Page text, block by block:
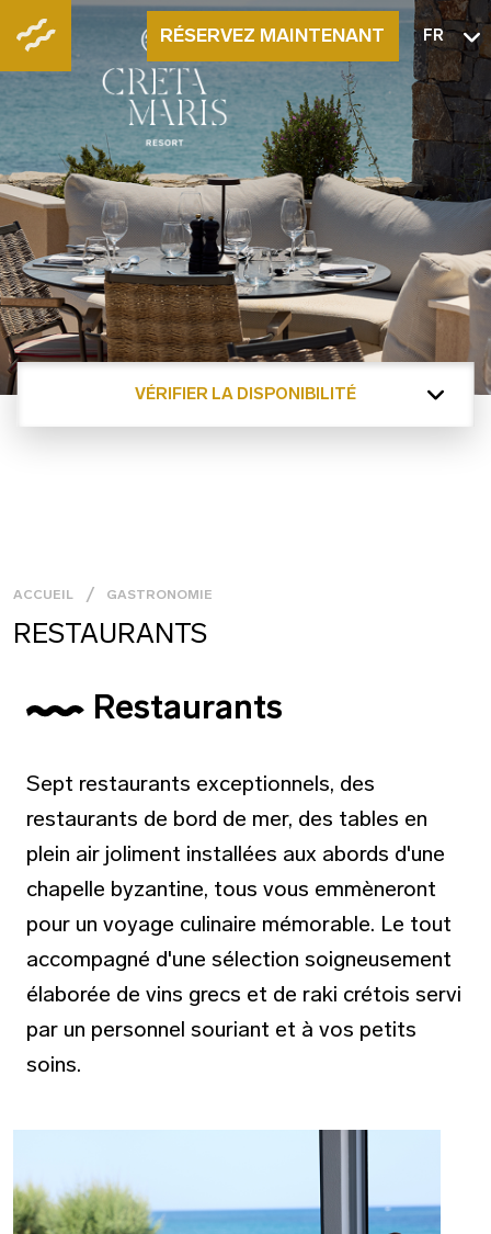
RÉSERVEZ MAINTENANT FR
VÉRIFIER LA DISPONIBILITÉ
ACCUEIL GASTRONOMIE
RESTAURANTS
Restaurants
Sept restaurants exceptionnels, des
restaurants de bord de mer, des tables en
plein air joliment installées aux abords d'une
chapelle byzantine, tous vous emmèneront
pour un voyage culinaire mémorable. Le tout
accompagné d'une sélection soigneusement
élaborée de vins grecs et de raki crétois servi
par un personnel souriant et à vos petits
soins.